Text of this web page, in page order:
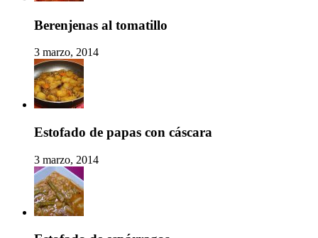
Berenjenas al tomatillo
3 marzo, 2014
Estofado de papas con cáscara
3 marzo, 2014